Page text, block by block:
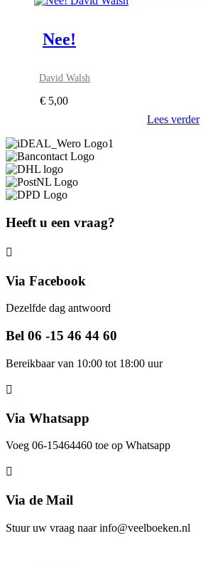
Nee!
David Walsh
€ 5,00
Lees verder
Heeft u een vraag?
Via Facebook
Dezelfde dag antwoord
Bel 06 -15 46 44 60
Bereikbaar van 10:00 tot 18:00 uur
Via Whatsapp
Voeg 06-15464460 toe op Whatsapp
Via de Mail
Stuur uw vraag naar info@veelboeken.nl